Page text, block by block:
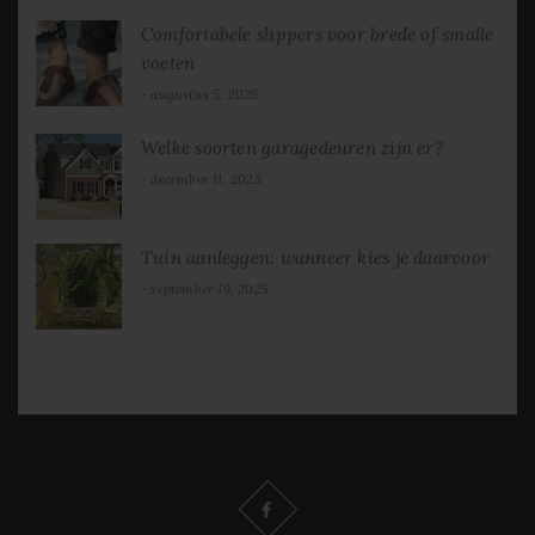
Comfortabele slippers voor brede of smalle
voeten
augustus 5, 2026
Welke soorten garagedeuren zijn er?
december 11, 2025
Tuin aanleggen: wanneer kies je daarvoor
september 19, 2025